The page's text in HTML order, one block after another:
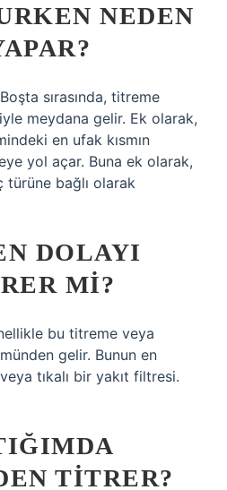
NEDEN
sırasında, titreme
meydana gelir. Ek olarak,
en ufak kısmın
yol açar. Buna ek olarak,
bağlı olarak
DOLAYI
MI?
bu titreme veya
gelir. Bunun en
tıkalı bir yakıt filtresi.
TITRER?